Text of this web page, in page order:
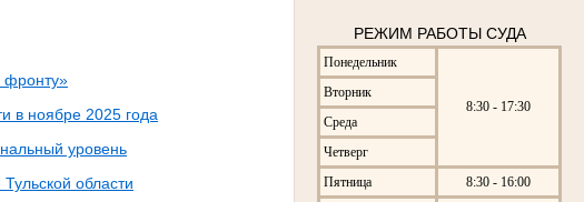
РЕЖИМ РАБОТЫ СУДА
Понедельник
8:30 - 17:30
Вторник
Среда
Четверг
Пятница
8:30 - 16:00
фронту»
в ноябре 2025 года
уровень
области